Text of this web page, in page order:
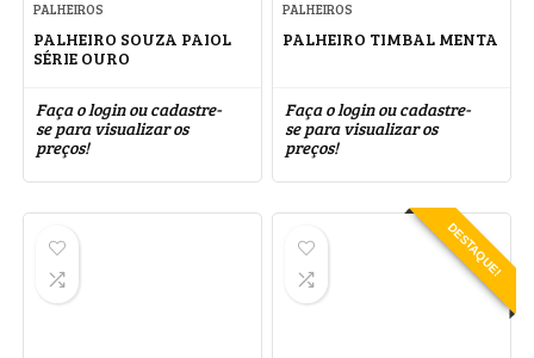
PALHEIROS
PALHEIRO SOUZA PAIOL
SÉRIE OURO
Faça o login ou cadastre-
se para visualizar os
preços!
PALHEIROS
PALHEIRO TIMBAL MENTA
Faça o login ou cadastre-
se para visualizar os
preços!
DESTAQUE!